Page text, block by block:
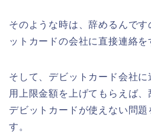
そのような時は、辞めるんで
ットカードの会社に直接連絡
そして、デビットカード会社に
用上限金額を上げてもらえば
デビットカードが使えない問題
す。